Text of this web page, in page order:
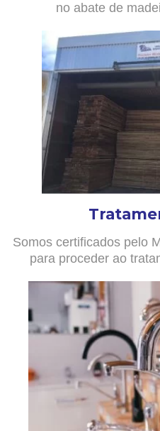
no abate de
Somos certificados pelo
para proceder ao